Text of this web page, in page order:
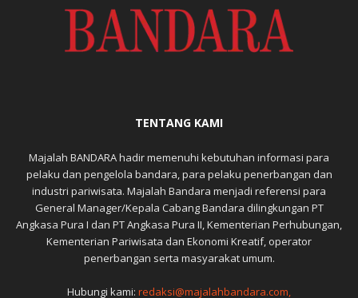
TENTANG KAMI
Majalah BANDARA hadir memenuhi kebutuhan informasi para
pelaku dan pengelola bandara, para pelaku penerbangan dan
industri pariwisata. Majalah Bandara menjadi referensi para
General Manager/Kepala Cabang Bandara dilingkungan PT
Angkasa Pura I dan PT Angkasa Pura II, Kementerian Perhubungan,
Kementerian Pariwisata dan Ekonomi Kreatif, operator
penerbangan serta masyarakat umum.
Hubungi kami: redaksi@majalahbandara.com,